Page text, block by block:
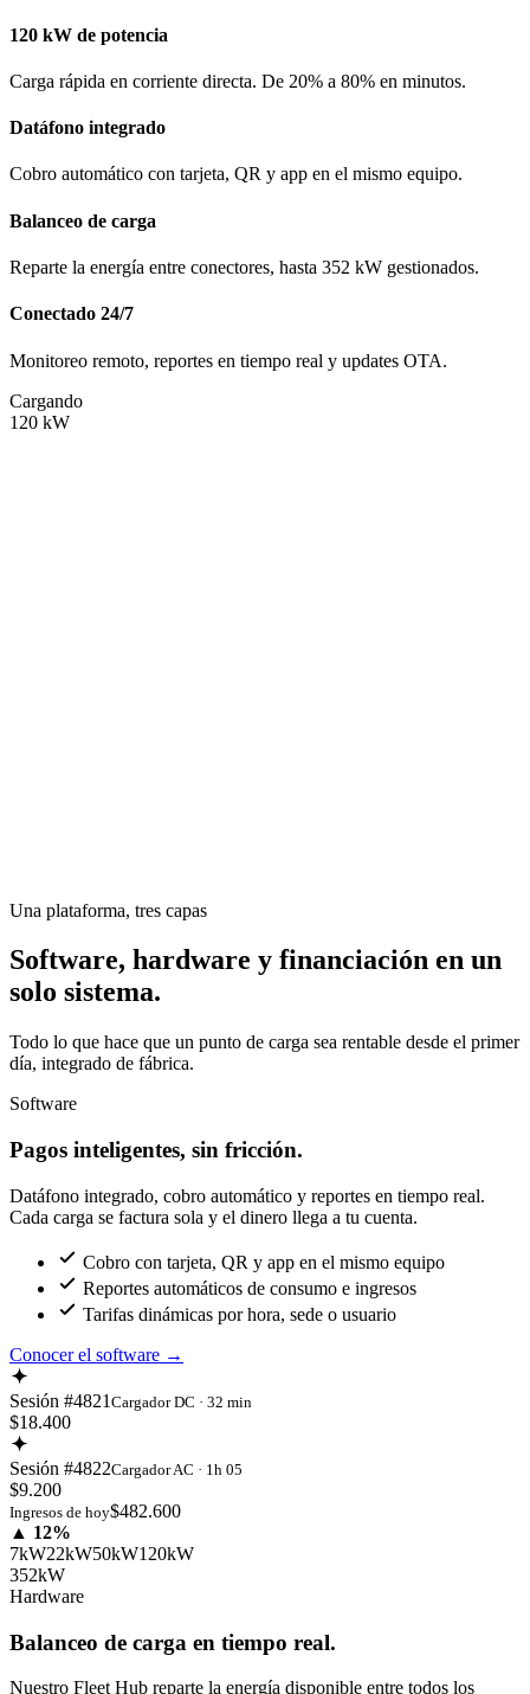
120 kW de potencia
Carga rápida en corriente directa. De 20% a 80% en minutos.
Datáfono integrado
Cobro automático con tarjeta, QR y app en el mismo equipo.
Balanceo de carga
Reparte la energía entre conectores, hasta 352 kW gestionados.
Conectado 24/7
Monitoreo remoto, reportes en tiempo real y updates OTA.
Cargando
120 kW
Una plataforma, tres capas
Software, hardware y financiación en un
solo sistema.
Todo lo que hace que un punto de carga sea rentable desde el primer
día, integrado de fábrica.
Software
Pagos inteligentes, sin fricción.
Datáfono integrado, cobro automático y reportes en tiempo real.
Cada carga se factura sola y el dinero llega a tu cuenta.
Cobro con tarjeta, QR y app en el mismo equipo
Reportes automáticos de consumo e ingresos
Tarifas dinámicas por hora, sede o usuario
Conocer el software →
Sesión #4821 Cargador DC · 32 min
$18.400
Sesión #4822Cargador AC · 1h 05
$9.200
Ingresos de hoy$482.600
▲ 12%
7kW22kW50kW120kW
352kW
Hardware
Balanceo de carga en tiempo real.
Nuestro Fleet Hub reparte la energía disponible entre todos los